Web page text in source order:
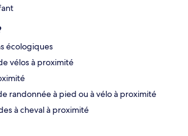
écologiques
vélos à proximité
randonnée à pied ou à vélo à proximité
à cheval à proximité